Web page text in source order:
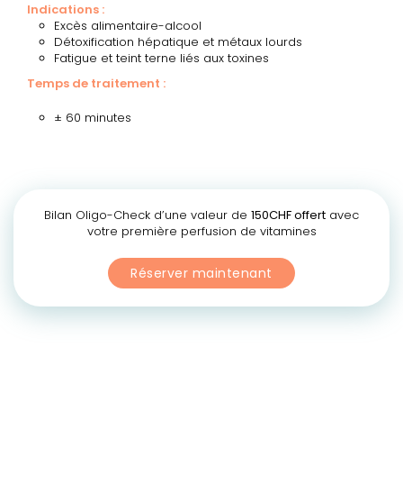
Indications :
Excès alimentaire-alcool
Détoxification hépatique et métaux lourds
Fatigue et teint terne liés aux toxines
Temps de traitement :
± 60 minutes
Bilan Oligo-Check d’une valeur de 150CHF offert avec
votre première perfusion de vitamines
Réserver maintenant